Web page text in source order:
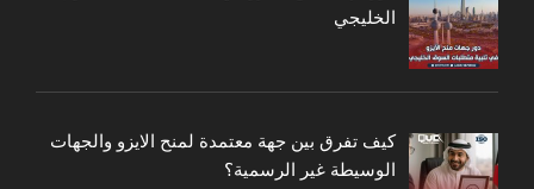
الخليجي
كيف تفرق بين جهة معتمدة لمنح الايزو والجهات
الوسيطة غير الرسمية؟